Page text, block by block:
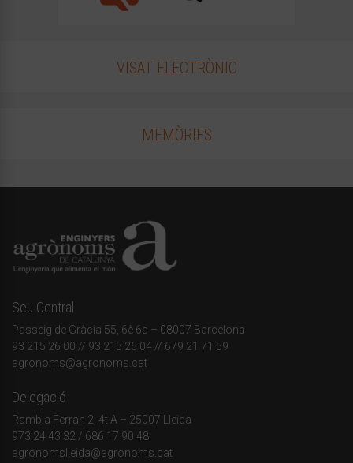
VISAT ELECTRÒNIC
MEMÒRIES
Seu Central
Passeig de Gràcia 55, 6è 6a – 08007 Barcelona
93 215 26 00 // 93 215 26 04 // 679 21 71 59
agronoms@agronoms.cat
Delegació
Rambla Ferran 2, 4t A – 25007 Lleida
973 24 43 32 / 686 17 90 48
agronomslleida@agronoms.cat